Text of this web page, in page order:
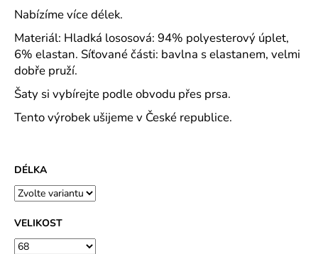
Nabízíme více délek.
Materiál: Hladká lososová: 94% polyesterový úplet,
6% elastan. Síťované části: bavlna s elastanem, velmi
dobře pruží.
Šaty si vybírejte podle obvodu přes prsa.
Tento výrobek ušijeme v České republice.
DÉLKA
VELIKOST
NAŽEHLOVAČKA
DOPRAVNÍ
PROSTŘEDKY
L400167
29
Kč